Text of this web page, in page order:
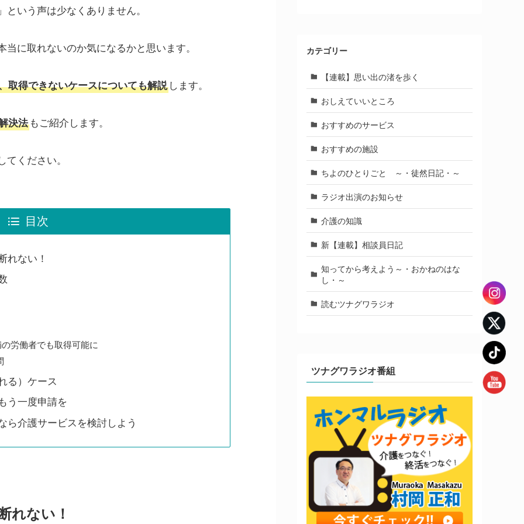
いう声は少なくありません。
に取れないのか気になるかと思います。
取得できないケースについても解説 します。
決法 もご紹介します。
ください。
目次
れない！
労働者でも取得可能に
る）ケース
う一度申請を
ら介護サービスを検討しよう
れない！
カテゴリー
【連載】思い出の渚を歩く
おしえていいところ
おすすめのサービス
おすすめの施設
ちよのひとりごと ～・徒然日記・～
ラジオ出演のお知らせ
介護の知識
新【連載】相談員日記
知ってから考えよう～・おかねのはな
し・～
読むツナグワラジオ
ツナグワラジオ番組